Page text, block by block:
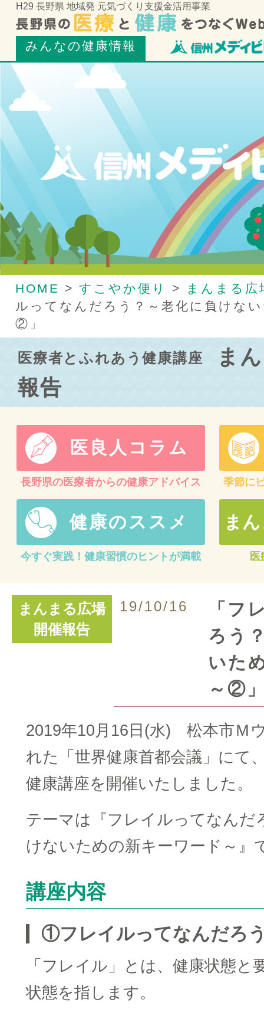
H29 長野県 地域発 元気づくり支援金活用事業
みんなの健康情報
HOME > すこやか便り >
まんまる広
ルってなんだろう？～老化に負けな
②」
医療者とふれあう健康講座
ま
報告
医良人コラム
長野県の医療者からの健康アドバイス 季節に
健康のススメ
今すぐ実践！健康習慣のヒントが満載
ま
まんまる広場
開催報告
19/10/16
「フ
ろう
いた
～②
2019年10月16日(水) 松本市Ｍ
れた「世界健康首都会議」にて
健康講座を開催いたしました。
テーマは『フレイルってなんだ
けないための新キーワード～』
講座内容
①フレイルってなんだろ
「フレイル」とは、健康状態と
状態を指します。